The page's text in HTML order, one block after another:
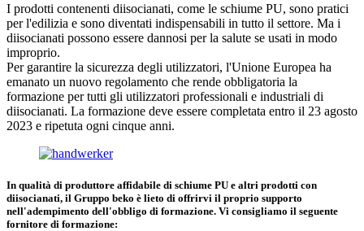
I prodotti contenenti diisocianati, come le schiume PU, sono pratici
per l'edilizia e sono diventati indispensabili in tutto il settore. Ma i
diisocianati possono essere dannosi per la salute se usati in modo
improprio.
Per garantire la sicurezza degli utilizzatori, l'Unione Europea ha
emanato un nuovo regolamento che rende obbligatoria la
formazione per tutti gli utilizzatori professionali e industriali di
diisocianati. La formazione deve essere completata entro il 23 agosto
2023 e ripetuta ogni cinque anni.
In qualità di produttore affidabile di schiume PU e altri prodotti con
diisocianati, il Gruppo beko è lieto di offrirvi il proprio supporto
nell'adempimento dell'obbligo di formazione. Vi consigliamo il seguente
fornitore di formazione: